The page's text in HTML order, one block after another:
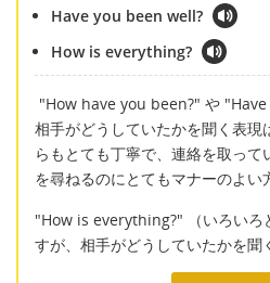
Have you been well?
How is everything?
"How have you been?" や
相手がどうしていたかを聞く表現
らもとても丁寧で、連絡を取っ
を尋ねるのにとてもマナーのよい
"How is everything?" （いろいろ
すが、相手がどうしていたかを聞